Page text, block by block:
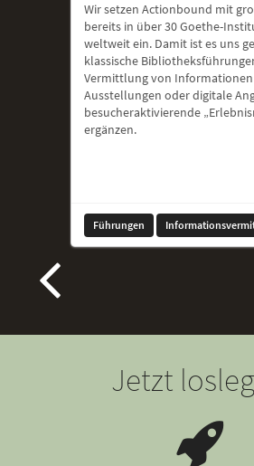
Wir setzen Actionbound mit
bereits in über 30 Goethe-
weltweit ein. Damit ist es uns
klassische
Vermittlung von
Ausstellungen oder digitale
besucheraktivierende
ergänzen.
Führungen
Jetzt